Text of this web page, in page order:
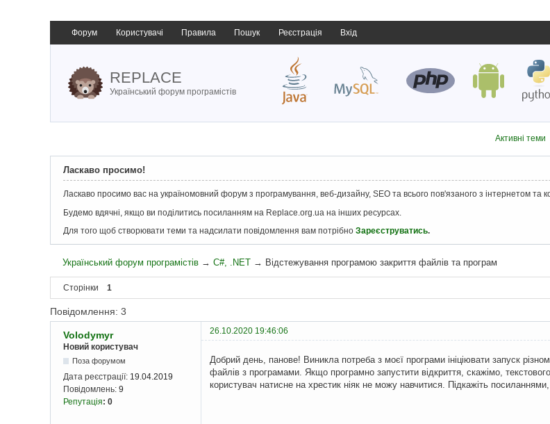
Форум Користувачі Правила Пошук Реєстрація Вхід
REPLACE
Український форум програмістів
Активні теми
Ласкаво просимо!
Ласкаво просимо вас на україномовний форум з програмування, веб-дизайну, SEO та всього пов'язаного з інтернетом та
Будемо вдячні, якщо ви поділитись посиланням на Replace.org.ua на інших ресурсах.
Для того щоб створювати теми та надсилати повідомлення вам потрібно Зареєструватись.
Український форум програмістів →C#, .NET → Відстежування програмою закриття файлів та програм
Сторінки 1
Повідомлення: 3
Volodymyr
26.10.2020 19:46:06
Новий користувач
Поза форумом
Дата реєстрації: 19.04.2019
Повідомлень: 9
Репутація: 0
Добрий день, панове! Виникла потреба з моєї програми ініціювати запуск
файлів з програмами. Якщо програмно запустити відкриття, скажімо,
користувач натисне на хрестик ніяк не можу навчитися. Підкажіть